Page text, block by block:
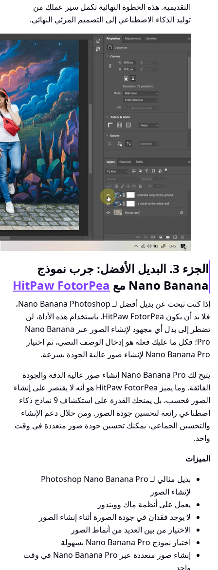
التقديمية. هذه الخطوة النهائية تكمل سير عملك من
توليد الذكاء الاصطناعي إلى التصميم المرئي النهائي.
الجزء 3. البديل الأفضل: جرب نموذج
Nano Banana مع
HitPaw FotorPea
إذا كنت تبحث عن بديل أفضل لـ Nano Banana Photoshop،
فلا بد أن يكون HitPaw FotorPea. باستخدام هذه الأداة، لن
تضطر إلى بذل أي مجهود لإنشاء الصور عبر Nano Banana
Pro؛ فكل ما عليك فعله هو إدخال الوصف النصي، ثم اختيار
Nano Banana Pro لإنشاء صور عالية الجودة بسرعة.
يتيح لك Nano Banana Pro إنشاء صور عالية الدقة والجودة
الفائقة. وما يميز HitPaw FotorPea هو أنه لا يقتصر على إنشاء
الصور فحسب، بل يمنحك القدرة على استكشاف 9 نماذج ذكاء
اصطناعي رائعة لتحسين جودة الصور. ومن خلال دعم الإنشاء
والتحسين الجماعي، يمكنك تحسين جودة صور متعددة في وقت
واحد.
الميزات
بديل مثالي لـ Photoshop Nano Banana Pro
لإنشاء الصور
يعمل على أنظمة ماك وويندوز
لا يوجد فقدان في جودة الصورة أثناء إنشاء الصور
الاختيار من بين العديد من أنماط الصور
اختيار نموذج Nano Banana Pro بسهولة
إنشاء صور متعددة عبر Nano Banana Pro في وقت
واحد